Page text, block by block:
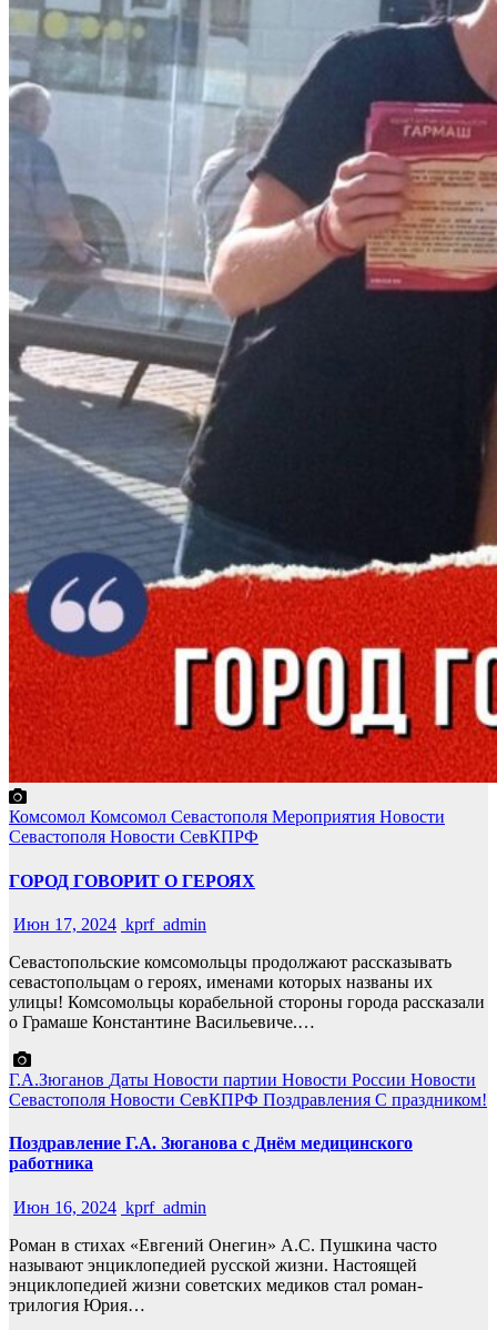
Комсомол Комсомол Севастополя Мероприятия Новости
Севастополя Новости СевКПРФ
ГОРОД ГОВОРИТ О ГЕРОЯХ
Июн 17, 2024 kprf_admin
Севастопольские комсомольцы продолжают рассказывать
севастопольцам о героях, именами которых названы их
улицы! Комсомольцы корабельной стороны города рассказали
о Грамаше Константине Васильевиче.…
Г.А.Зюганов Даты Новости партии Новости России Новости
Севастополя Новости СевКПРФ Поздравления С праздником!
Поздравление Г.А. Зюганова с Днём медицинского
работника
Июн 16, 2024 kprf_admin
Роман в стихах «Евгений Онегин» А.С. Пушкина часто
называют энциклопедией русской жизни. Настоящей
энциклопедией жизни советских медиков стал роман-
трилогия Юрия…